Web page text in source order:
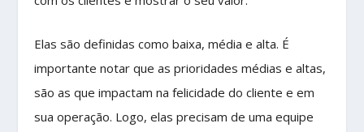
Elas são definidas como baixa, média e alta. É
importante notar que as prioridades médias e altas,
são as que impactam na felicidade do cliente e em
sua operação. Logo, elas precisam de uma equipe